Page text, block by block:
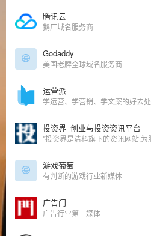
腾讯云
鹅厂域名服务商
Godaddy
美国老牌全球域名服务商
运营派
学运营、学营销、学文案的好去处
投资界_创业与投资资讯平台
游戏葡萄
有判断的游戏行业新媒体
广告门
广告行业第一媒体